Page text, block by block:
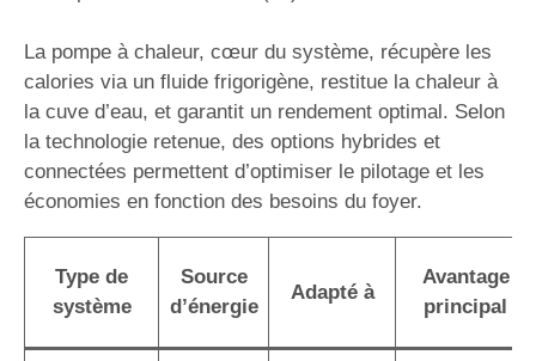
La pompe à chaleur, cœur du système, récupère les
calories via un fluide frigorigène, restitue la chaleur à
la cuve d’eau, et garantit un rendement optimal. Selon
la technologie retenue, des options hybrides et
connectées permettent d’optimiser le pilotage et les
économies en fonction des besoins du foyer.
Type de
système
Source
d’énergie
Adapté à
Avantage
principal